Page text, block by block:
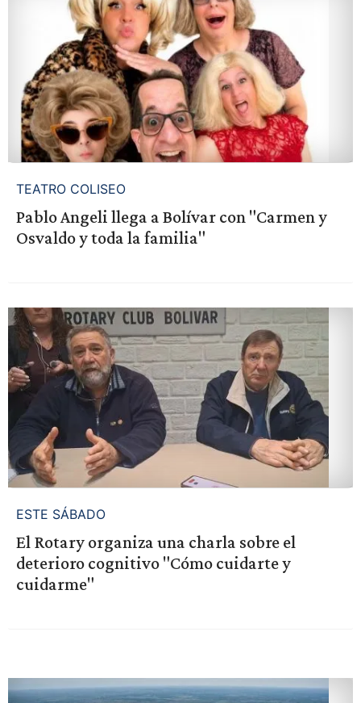
TEATRO COLISEO
Pablo Angeli llega a Bolívar con "Carmen y
Osvaldo y toda la familia"
ESTE SÁBADO
El Rotary organiza una charla sobre el
deterioro cognitivo "Cómo cuidarte y
cuidarme"